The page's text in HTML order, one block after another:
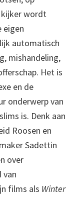
kijker wordt
eigen
automatisch
mishandeling,
Het is
en de
onderwerp van
is. Denk aan
Roosen en
Sadettin
over
van
films als Winter